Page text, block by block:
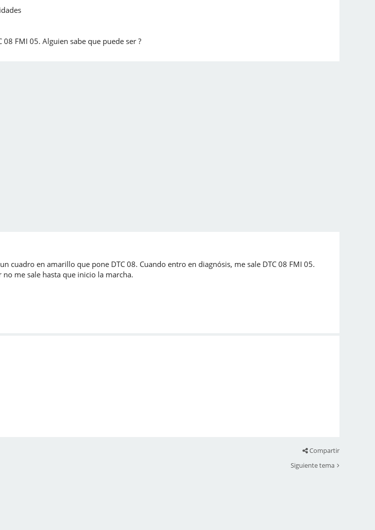
08 FMI 05. Alguien sabe que puede ser ?
cuadro en amarillo que pone DTC 08. Cuando entro en diagnósis, me sale DTC 08 FMI 05.
me sale hasta que inicio la marcha.
Compartir
Siguiente tema